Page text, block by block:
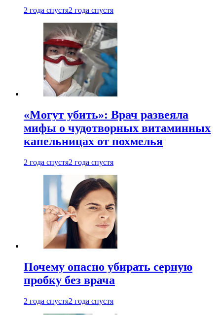
2 года спустя2 года спустя
«Могут убить»: Врач развеяла
мифы о чудотворных витаминных
капельницах от похмелья
2 года спустя2 года спустя
Почему опасно убирать серную
пробку без врача
2 года спустя2 года спустя